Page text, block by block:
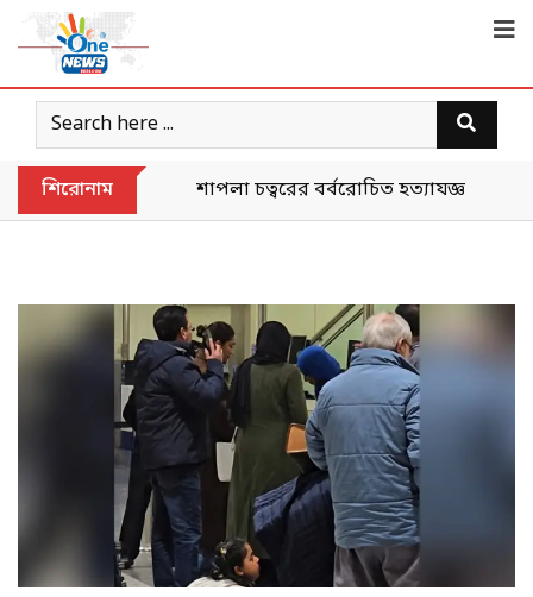
শিরোনাম শাপলা চত্বরের বর্বরোচিত হত্যাযজ্ঞকে